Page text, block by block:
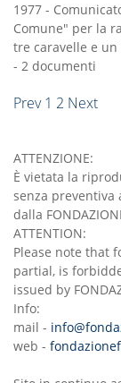
1977 -
Comune" per la
tre caravelle e
- 2 documenti
Prev 1 2 Next
ATTENZIONE:
È vietata la
senza preventiva
dalla
ATTENTION:
Please note that
partial, is
issued by
Info:
mail -
web -